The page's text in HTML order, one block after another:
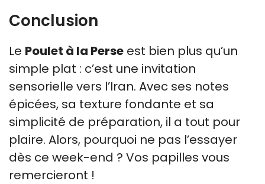
Conclusion
Le Poulet à la Perse est bien plus qu’un
simple plat : c’est une invitation
sensorielle vers l’Iran. Avec ses notes
épicées, sa texture fondante et sa
simplicité de préparation, il a tout pour
plaire. Alors, pourquoi ne pas l’essayer
dès ce week-end ? Vos papilles vous
remercieront !